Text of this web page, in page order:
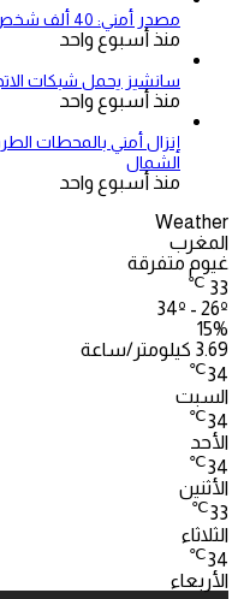
مصدر أمني: 40 ألف شخص اقتحموا سبتة
منذ أسبوع واحد
سانشيز يحمل شبكات
منذ أسبوع واحد
إنزال أمني بالمحطات
الشمال
منذ أسبوع واحد
Weather
المغرب
غيوم متفرقة
33
℃
34º - 26º
15%
3.69 كيلومتر/ساعة
34
℃
السبت
34
℃
الأحد
34
℃
الأثنين
33
℃
الثلاثاء
34
℃
الأربعاء